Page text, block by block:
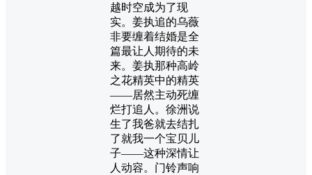
越时空成为了现
实。姜执追的乌薇
非要缠着结婚是全
篇最让人期待的未
来。姜执那种高岭
之花精英中的精英
——居然主动死缠
烂打追人。徐洲说
生了我爸就去结扎
了就我一个宝贝儿
子——这种深情让
人动容。门铃声响